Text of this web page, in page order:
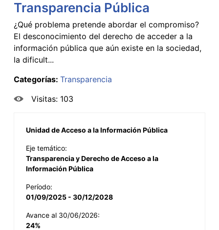
Transparencia Pública
¿Qué problema pretende abordar el compromiso?
El desconocimiento del derecho de acceder a la
información pública que aún existe en la sociedad,
la dificult...
Categorías: Transparencia
Visitas: 103
Unidad de Acceso a la Información Pública
Eje temático:
Transparencia y Derecho de Acceso a la
Información Pública
Período:
01/09/2025 - 30/12/2028
Avance al 30/06/2026:
24%